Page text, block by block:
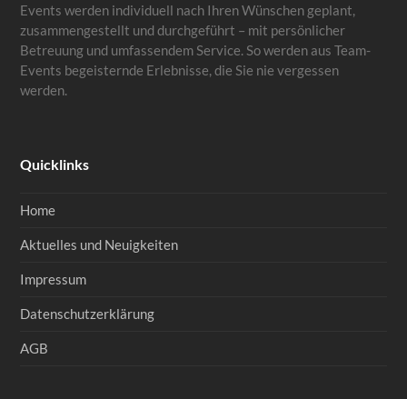
Events werden individuell nach Ihren Wünschen geplant,
zusammengestellt und durchgeführt – mit persönlicher
Betreuung und umfassendem Service. So werden aus Team-
Events begeisternde Erlebnisse, die Sie nie vergessen
werden.
Quicklinks
Home
Aktuelles und Neuigkeiten
Impressum
Datenschutzerklärung
AGB